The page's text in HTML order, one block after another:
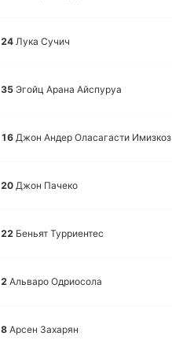
24 Лука Сучич
35 Эгойц Арана Ай­спу­руа
16 Джон Андер Ола­са­га­сти Ими­зкоз
20 Джон Пачеко
22 Беньят Ту­ррие­нтес
2 Альва­ро Одрио­со­ла
8 Арсен За­ха­рян